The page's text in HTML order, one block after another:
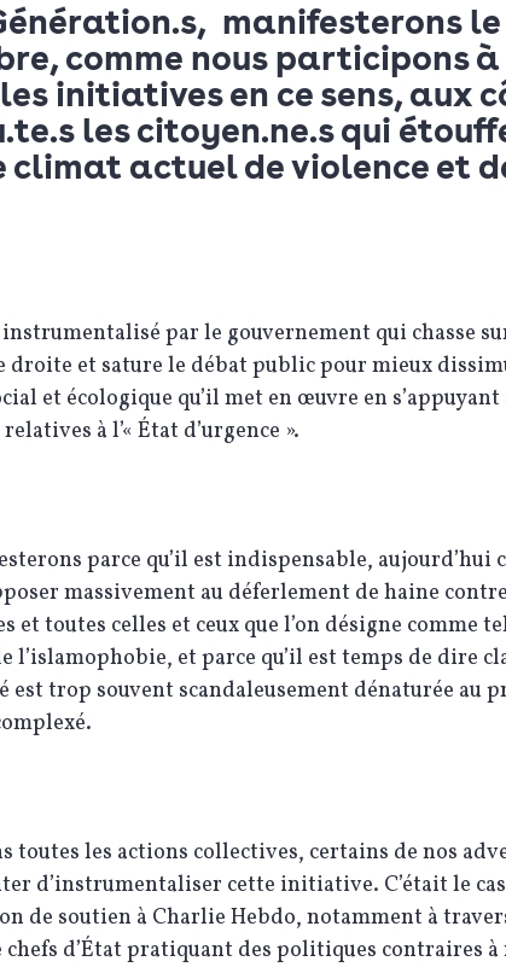
manifesterons le
comme nous participons à
initiatives en ce sens, aux
les citoyen.ne.s qui
climat actuel de violence et
par le gouvernement qui chasse
droite et sature le débat public pour mieux
et écologique qu’il met en œuvre en
à l’« État d’urgence ».
parce qu’il est indispensable, aujourd’hui
massivement au déferlement de haine
et toutes celles et ceux que l’on désigne comme
l’islamophobie, et parce qu’il est temps de dire
est trop souvent scandaleusement dénaturée au
toutes les actions collectives, certains de nos
d’instrumentaliser cette initiative. C’était le
de soutien à Charlie Hebdo, notamment à
chefs d’État pratiquant des politiques contraires à